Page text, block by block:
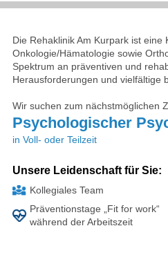
Die Rehaklinik Am Kurpark ist
Onkologie/Hämatologie sowie
Spektrum an präventiven und
Herausforderungen und vielfältige
Wir suchen zum nächstmöglichen
Psychologischer
in Voll- oder Teilzeit
Unsere Leidenschaft für Sie:
Kollegiales Team
Präventionstage „Fit for work“
während der Arbeitszeit